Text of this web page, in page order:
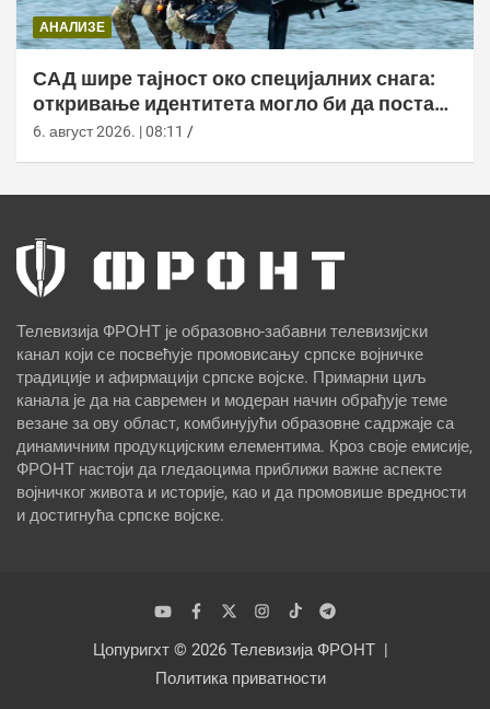
АНАЛИЗЕ
САД шире тајност око специјалних снага:
откривање идентитета могло би да постане
кривично дело
6. август 2026. | 08:11
Телевизија ФРОНТ је образовно-забавни телевизијски
канал који се посвећује промовисању српске војничке
традиције и афирмацији српске војске. Примарни циљ
канала је да на савремен и модеран начин обрађује теме
везане за ову област, комбинујући образовне садржаје са
динамичним продукцијским елементима. Кроз своје емисије,
ФРОНТ настоји да гледаоцима приближи важне аспекте
војничког живота и историје, као и да промовише вредности
и достигнућа српске војске.
Цопyригхт © 2026 Телевизија ФРОНТ
Политика приватности